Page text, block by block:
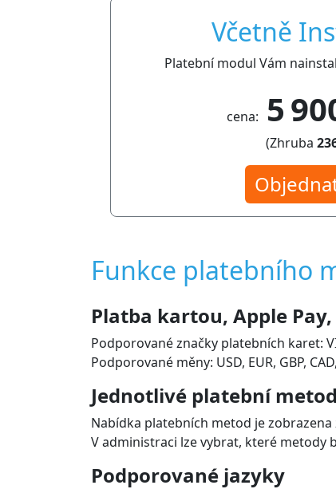
Včetně
Platební modul Vám
cena: 5
(Zhruba
Funkce platebního
Platba kartou, Apple Pay,
Podporované značky platebních karet:
Podporované měny: USD, EUR, GBP,
Jednotlivé platební
Nabídka platebních metod je
V administraci lze vybrat, které metody
Podporované jazyky